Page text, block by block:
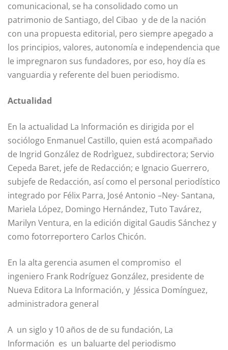
comunicacional, se ha consolidado como un
patrimonio de Santiago, del Cibao y de de la nación
con una propuesta editorial, pero siempre apegado a
los principios, valores, autonomía e independencia que
le impregnaron sus fundadores, por eso, hoy día es
vanguardia y referente del buen periodismo.
Actualidad
En la actualidad La Información es dirigida por el
sociólogo Enmanuel Castillo, quien está acompañado
de Ingrid González de Rodrìguez, subdirectora; Servio
Cepeda Baret, jefe de Redacción; e Ignacio Guerrero,
subjefe de Redacción, así como el personal periodístico
integrado por Félix Parra, José Antonio –Ney- Santana,
Mariela López, Domingo Hernández, Tuto Tavárez,
Marilyn Ventura, en la edición digital Gaudis Sánchez y
como fotorreportero Carlos Chicón.
En la alta gerencia asumen el compromiso el
ingeniero Frank Rodríguez González, presidente de
Nueva Editora La Información, y Jéssica Domínguez,
administradora general
A un siglo y 10 años de de su fundación, La
Información es un baluarte del periodismo